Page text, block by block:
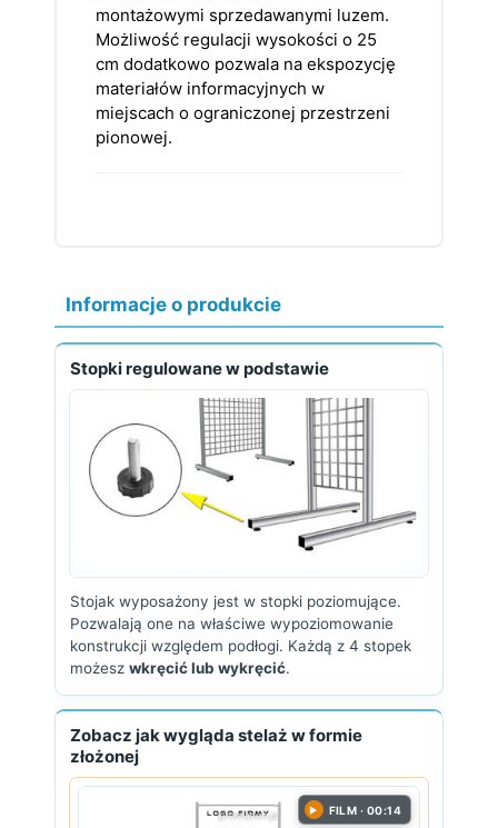
montażowymi sprzedawanymi luzem.
Możliwość regulacji wysokości o 25
cm dodatkowo pozwala na ekspozycję
materiałów informacyjnych w
miejscach o ograniczonej przestrzeni
pionowej.
Informacje o produkcie
Stopki regulowane w podstawie
Stojak wyposażony jest w stopki poziomujące.
Pozwalają one na właściwe wypoziomowanie
konstrukcji względem podłogi. Każdą z 4 stopek
możesz wkręcić lub wykręcić.
Zobacz jak wygląda stelaż w formie
złożonej
▶ FILM · 00:14